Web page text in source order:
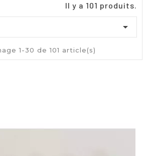
Il y a 101 produits.

1-30 de 101 article(s)